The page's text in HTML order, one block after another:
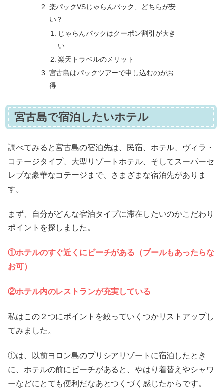
楽パックVSじゃらんパック、どちらが安
い？
じゃらんパックはクーポン割引が大き
い
楽天トラベルのメリット
宮古島はパックツアーで申し込むのがお
得
宮古島で宿泊したいホテル
調べてみると宮古島の宿泊先は、民宿、ホテル、ヴィラ・
コテージタイプ、大型リゾートホテル、そしてスーパーセ
レブな豪華なコテージまで、さまざまな宿泊先がありま
す。
まず、自分がどんな宿泊タイプに滞在したいのかこだわり
ポイントを探しました。
①ホテルのすぐ近くにビーチがある（プールもあったらな
お可）
②ホテル内のレストランが充実している
私はこの２つにポイントを絞っていくつかリストアップし
てみました。
①は、以前ヨロン島のプリシアリゾートに宿泊したとき
に、ホテルの前にビーチがあると、やはり着替えやシャワ
ーなどにとても便利だなあとつくづく感じたからです。